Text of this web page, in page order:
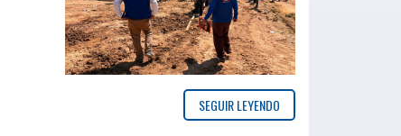
SEGUIR LEYENDO